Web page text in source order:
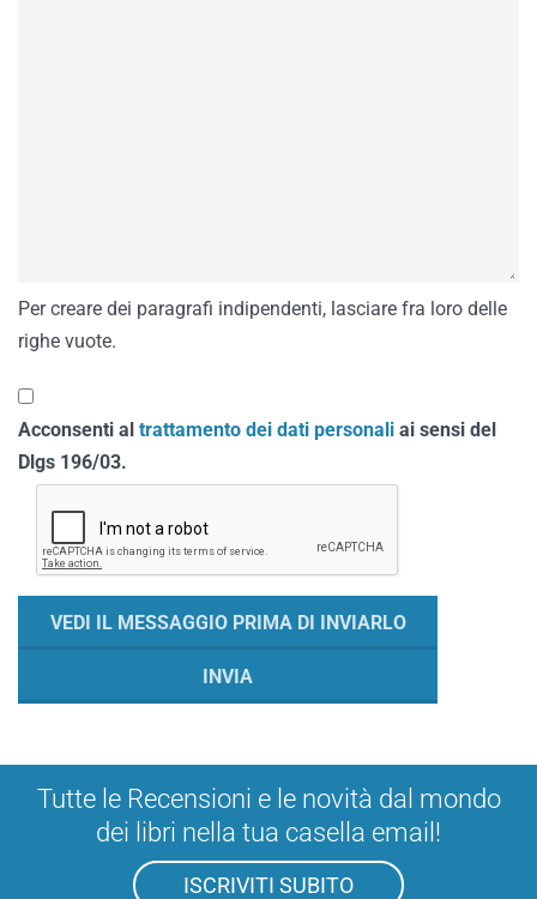
Per creare dei paragrafi indipendenti, lasciare fra loro delle
righe vuote.
Acconsenti al trattamento dei dati personali ai sensi del
Dlgs 196/03.
Tutte le Recensioni e le novità dal mondo
dei libri nella tua casella email!
ISCRIVITI SUBITO